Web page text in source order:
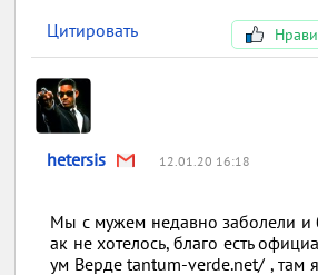
Цитировать
hetersis 12.01.20 16:18
Мы с мужем недавно заболели и
ак не хотелось, благо есть
ум Верде tantum-verde.net/ , там я